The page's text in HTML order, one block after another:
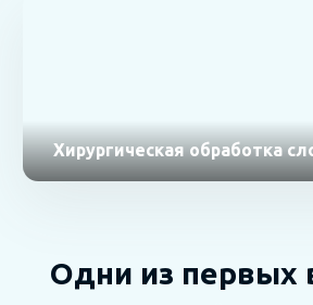
Хирургическая обработка
Одни из первых